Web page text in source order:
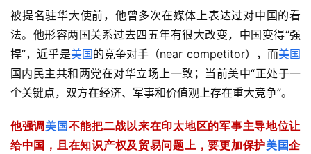
被提名驻华大使前，他曾多次在媒体上表达过对中国的看
法。他形容两国关系过去四五年有很大改变，中国变得“强
捍”，近乎是美国的竞争对手（near competitor），而美国
国内民主共和两党在对华立场上一致；当前美中“正处于一
个关键点，双方在经济、军事和价值观上存在重大竞争”。
他强调 美国不能把二战以来在印太地区的军事主导地位让
给中国，且在知识产权及贸易问题上，要更加保护美国企